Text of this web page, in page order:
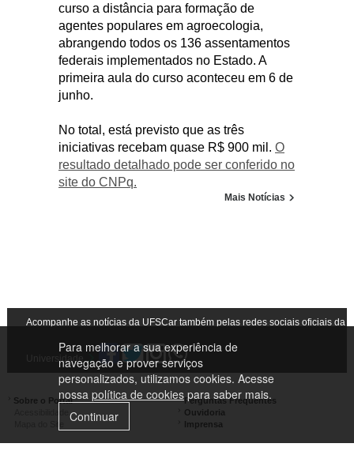
Para melhorar a sua experiência de
navegação e prover serviços
personalizados, utilizamos cookies. Acesse
nossa política de cookiespara saber mais.
Continuar
curso a distância para formação de
agentes populares em agroecologia,
abrangendo todos os 136 assentamentos
federais implementados no Estado. A
primeira aula do curso aconteceu em 6 de
junho.
No total, está previsto que as três
iniciativas recebam quase R$ 900 mil. O
resultado detalhado pode ser conferido no
site do CNPq.
Mais Notícias
Acompanhe as notícias da UFSCar também pelas redes sociais oficiais da
Universidade
Sobre o Portal
Perguntas Frequentes
Ouvidoria
Imprensa